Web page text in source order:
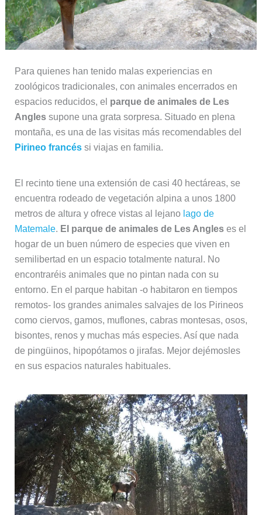
Para quienes han tenido malas experiencias en
zoológicos tradicionales, con animales encerrados en
espacios reducidos, el parque de animales de Les
Anglessupone una grata sorpresa. Situado en plena
montaña, es una de las visitas más recomendables del
Pirineo francéssi viajas en familia.
El recinto tiene una extensión de casi 40 hectáreas, se
encuentra rodeado de vegetación alpina a unos 1800
metros de altura y ofrece vistas al lejano lago de
Matemale. El parque de animales de Les Angleses el
hogar de un buen número de especies que viven en
semilibertad en un espacio totalmente natural. No
encontraréis animales que no pintan nada con su
entorno. En el parque habitan -o habitaron en tiempos
remotos- los grandes animales salvajes de los Pirineos
como ciervos, gamos, muflones, cabras montesas, osos,
bisontes, renos y muchas más especies. Así que nada
de pingüinos, hipopótamos o jirafas. Mejor dejémosles
en sus espacios naturales habituales.